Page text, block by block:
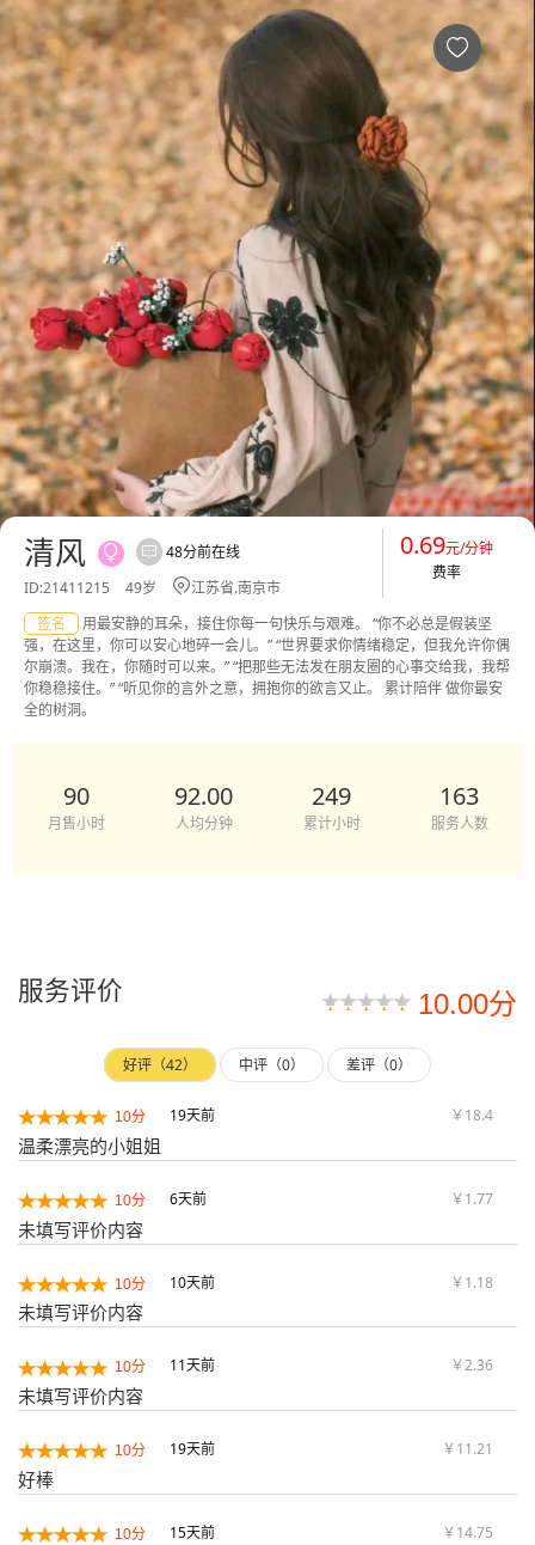
清风倾听者简介，倾诉费用多少，效果怎么样-给力心理

清风  
48分前在线
ID:21411215
49岁 江苏省.南京市
0.69元/分钟
费率
签名
用最安静的耳朵，接住你每一句快乐与艰难。 “你不必总是假装坚
强，在这里，你可以安心地碎一会儿。” “世界要求你情绪稳定，但我允许你偶
尔崩溃。我在，你随时可以来。” “把那些无法发在朋友圈的心事交给我，我帮
你稳稳接住。” “听见你的言外之意，拥抱你的欲言又止。 累计陪伴 做你最安
全的树洞。
90
月售小时
92.00
人均分钟
249
累计小时
163
服务人数
服务评价 10.00分
好评（42） 中评（0） 差评（0）
10分 19天前 ￥18.4
温柔漂亮的小姐姐
10分 6天前 ￥1.77
未填写评价内容
10分 10天前 ￥1.18
未填写评价内容
10分 11天前 ￥2.36
未填写评价内容
10分 19天前 ￥11.21
好棒
10分 15天前 ￥14.75